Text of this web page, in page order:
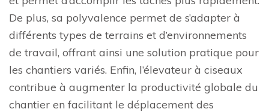
De plus, sa polyvalence permet de s’adapter à
différents types de terrains et d’environnements
de travail, offrant ainsi une solution pratique pour
les chantiers variés. Enfin, l’élevateur à ciseaux
contribue à augmenter la productivité globale du
chantier en facilitant le déplacement des